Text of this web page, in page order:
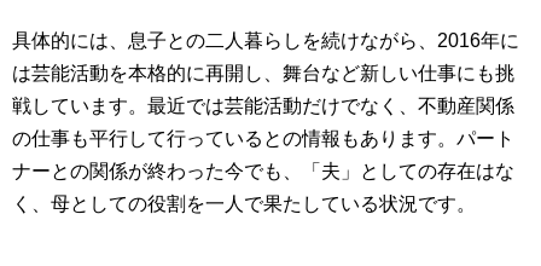
具体的には、息子との二人暮らしを続けながら、2016年に
は芸能活動を本格的に再開し、舞台など新しい仕事にも挑
戦しています。最近では芸能活動だけでなく、不動産関係
の仕事も平行して行っているとの情報もあります。パート
ナーとの関係が終わった今でも、「夫」としての存在はな
く、母としての役割を一人で果たしている状況です。